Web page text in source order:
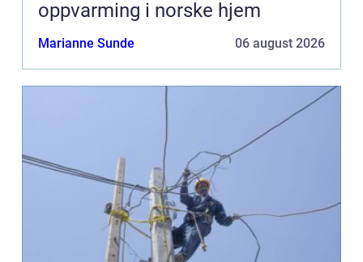
oppvarming i norske hjem
Marianne Sunde 06 august 2026